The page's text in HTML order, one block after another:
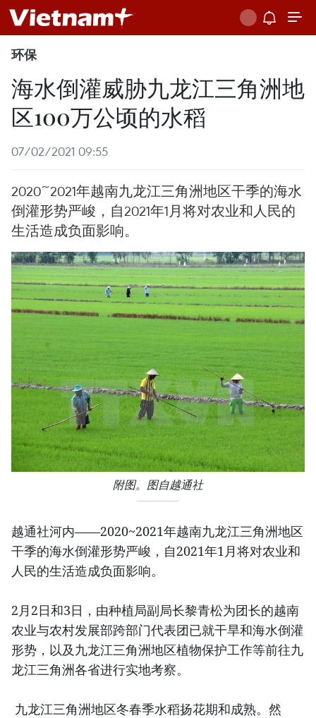
环保
海水倒灌威胁九龙江三角洲地
区100万公顷的水稻
07/02/2021 09:55
2020~2021年越南九龙江三角洲地区干季的海水
倒灌形势严峻，自2021年1月将对农业和人民的
生活造成负面影响。
附图。图自越通社
越通社河内——2020~2021年越南九龙江三角洲地区
干季的海水倒灌形势严峻，自2021年1月将对农业和
人民的生活造成负面影响。
2月2日和3日，由种植局副局长黎青松为团长的越南
农业与农村发展部跨部门代表团已就干旱和海水倒灌
形势，以及九龙江三角洲地区植物保护工作等前往九
龙江三角洲各省进行实地考察。
九龙江三角洲地区冬春季水稻扬花期和成熟。然